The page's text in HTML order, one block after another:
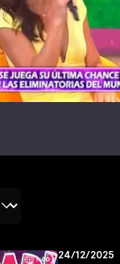
24/12/2025